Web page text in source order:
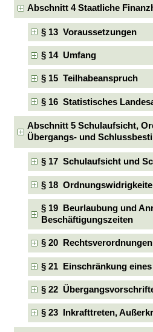
Abschnitt 4 Staatliche
§ 13 Voraussetzungen
§ 14 Umfang
§ 15 Teilhabeanspruch
§ 16 Statistisches
Abschnitt 5 Schulaufsicht,
Übergangs- und
§ 17 Schulaufsicht und
§ 18
§ 19 Beurlaubung und
Beschäftigungszeiten
§ 20 Rechtsverordnungen
§ 21 Einschränkung
§ 22
§ 23 Inkrafttreten,